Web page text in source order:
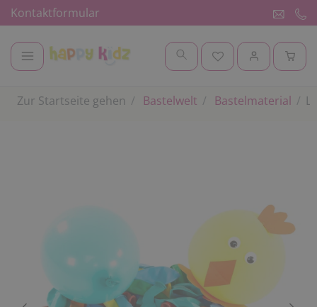
Kontaktformular
Zur Startseite gehen Bastelwelt Bastelmaterial